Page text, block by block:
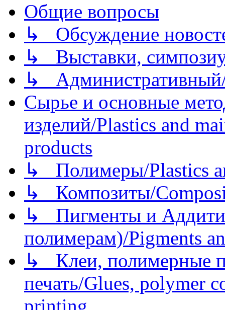
Общие вопросы
↳ Обсуждение
↳ Выставки,
↳
Сырье и основные
изделий/Plastics and
products
↳ Полимеры/Plastics
↳ Композиты/
↳ Пигменты и
полимерам)/Pigments
↳ Клеи, полимерные
печать/Glues, polymer